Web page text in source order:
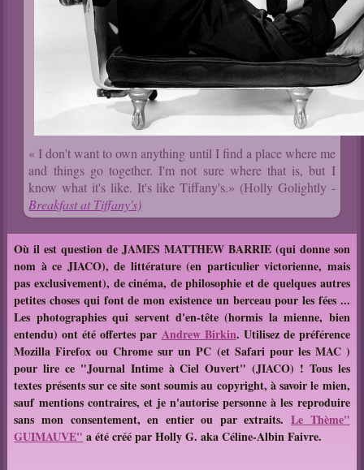
« I don't want to own anything until I find a place where me
and things go together. I'm not sure where that is, but I
know what it's like. It's like Tiffany's.» (Holly Golightly -
Breakfast at Tiffany's)
Où il est question de JAMES MATTHEW BARRIE (qui donne son
nom à ce JIACO), de littérature (en particulier victorienne, mais
pas exclusivement), de cinéma, de philosophie et de quelques autres
petites choses qui font de mon existence un berceau pour les fées ...
Les photographies qui servent d'en-tête (hormis la mienne, bien
entendu) ont été offertes par Andrew Birkin. Utilisez de préférence
Mozilla Firefox ou Chrome sur un PC (et Safari pour les MAC )
pour lire ce "Journal Intime à Ciel Ouvert" (JIACO) ! Tous les
textes présents sur ce site sont soumis au copyright, à savoir le mien,
sauf mentions contraires, et je n'autorise personne à les reproduire
sans mon consentement, en entier ou par extraits. Le Thème"
GUIMAUVE" a été créé par Holly G. aka Céline-Albin Faivre.